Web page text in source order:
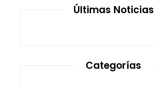
Últimas Noticias
Categorías